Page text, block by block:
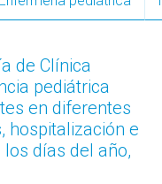
de Clínica
pediátrica
en diferentes
hospitalización e
días del año,